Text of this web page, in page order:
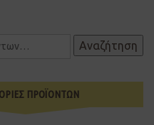
Αναζήτηση
ΠΡΟΪΟΝΤΩΝ